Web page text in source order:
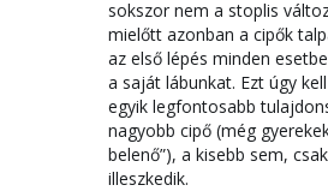
sokszor nem a stoplis
mielőtt azonban a cipők
az első lépés minden
a saját lábunkat. Ezt úgy
egyik legfontosabb
nagyobb cipő (még
belenő”), a kisebb sem,
illeszkedik.